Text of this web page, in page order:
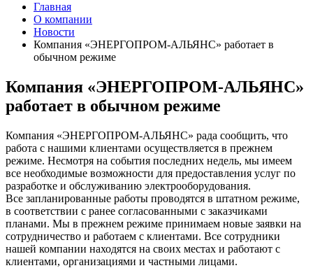
Главная
О компании
Новости
Компания «ЭНЕРГОПРОМ-АЛЬЯНС» работает в
обычном режиме
Компания «ЭНЕРГОПРОМ-АЛЬЯНС»
работает в обычном режиме
Компания «ЭНЕРГОПРОМ-АЛЬЯНС» рада сообщить, что
работа с нашими клиентами осуществляется в прежнем
режиме. Несмотря на события последних недель, мы имеем
все необходимые возможности для предоставления услуг по
разработке и обслуживанию электрооборудования.
Все запланированные работы проводятся в штатном режиме,
в соответствии с ранее согласованными с заказчиками
планами. Мы в прежнем режиме принимаем новые заявки на
сотрудничество и работаем с клиентами. Все сотрудники
нашей компании находятся на своих местах и работают с
клиентами, организациями и частными лицами.